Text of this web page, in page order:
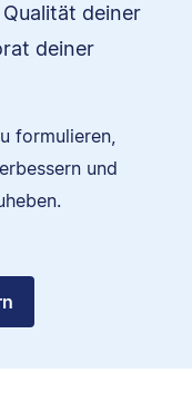
deiner
deiner
formulieren,
und